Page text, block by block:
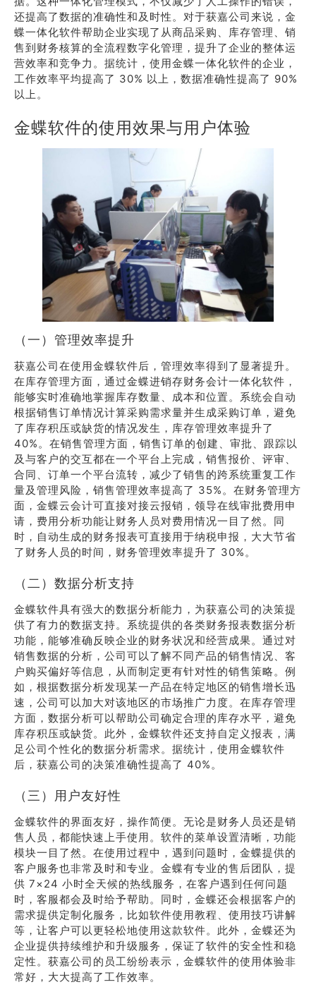
还提高了数据的准确性和及时性。对于获嘉公司来说，金
蝶一体化软件帮助企业实现了从商品采购、库存管理、销
售到财务核算的全流程数字化管理，提升了企业的整体运
营效率和竞争力。据统计，使用金蝶一体化软件的企业，
工作效率平均提高了 30% 以上，数据准确性提高了 90%
以上。
金蝶软件的使用效果与用户体验
（一）管理效率提升
获嘉公司在使用金蝶软件后，管理效率得到了显著提升。
在库存管理方面，通过金蝶进销存财务会计一体化软件，
能够实时准确地掌握库存数量、成本和位置。系统会自动
根据销售订单情况计算采购需求量并生成采购订单，避免
了库存积压或缺货的情况发生，库存管理效率提升了
40%。在销售管理方面，销售订单的创建、审批、跟踪以
及与客户的交互都在一个平台上完成，销售报价、评审、
合同、订单一个平台流转，减少了销售的跨系统重复工作
量及管理风险，销售管理效率提高了 35%。在财务管理方
面，金蝶云会计可直接对接云报销，领导在线审批费用申
请，费用分析功能让财务人员对费用情况一目了然。同
时，自动生成的财务报表可直接用于纳税申报，大大节省
了财务人员的时间，财务管理效率提升了 30%。
（二）数据分析支持
金蝶软件具有强大的数据分析能力，为获嘉公司的决策提
供了有力的数据支持。系统提供的各类财务报表数据分析
功能，能够准确反映企业的财务状况和经营成果。通过对
销售数据的分析，公司可以了解不同产品的销售情况、客
户购买偏好等信息，从而制定更有针对性的销售策略。例
如，根据数据分析发现某一产品在特定地区的销售增长迅
速，公司可以加大对该地区的市场推广力度。在库存管理
方面，数据分析可以帮助公司确定合理的库存水平，避免
库存积压或缺货。此外，金蝶软件还支持自定义报表，满
足公司个性化的数据分析需求。据统计，使用金蝶软件
后，获嘉公司的决策准确性提高了 40%。
（三）用户友好性
金蝶软件的界面友好，操作简便。无论是财务人员还是销
售人员，都能快速上手使用。软件的菜单设置清晰，功能
模块一目了然。在使用过程中，遇到问题时，金蝶提供的
客户服务也非常及时和专业。金蝶有专业的售后团队，提
供 7×24 小时全天候的热线服务，在客户遇到任何问题
时，客服都会及时给予帮助。同时，金蝶还会根据客户的
需求提供定制化服务，比如软件使用教程、使用技巧讲解
等，让客户可以更轻松地使用这款软件。此外，金蝶还为
企业提供持续维护和升级服务，保证了软件的安全性和稳
定性。获嘉公司的员工纷纷表示，金蝶软件的使用体验非
常好，大大提高了工作效率。